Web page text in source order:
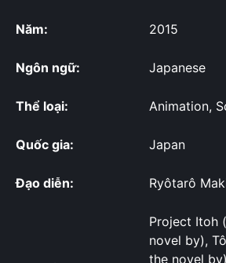
Năm: 2015
Ngôn ngữ: Japanese
Thể loại: Animation,
Quốc gia: Japan
Đạo diễn: Ryôtarô
Project Itoh
novel by),
the novel